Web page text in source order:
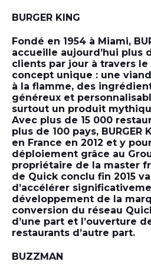
BURGER KING
Fondé en 1954 à Miami,
accueille aujourd’hui plus
clients par jour à travers
concept unique : une
à la flamme, des
généreux et
surtout un produit
Avec plus de 15 000
plus de 100 pays, BURGER
en France en 2012 et y
déploiement grâce au
propriétaire de la master
de Quick conclu fin 2015
d’accélérer
développement de la
conversion du réseau
d’une part et l’ouverture
restaurants d’autre part.
BUZZMAN